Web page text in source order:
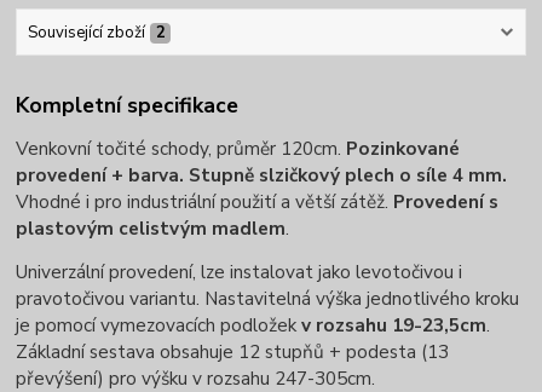
Související zboží 2
Kompletní specifikace
Venkovní točité schody, průměr 120cm. Pozinkované
provedení + barva. Stupně slzičkový plech o síle 4 mm.
Vhodné i pro industriální použití a větší zátěž. Provedení s
plastovým celistvým madlem.
Univerzální provedení, lze instalovat jako levotočivou i
pravotočivou variantu. Nastavitelná výška jednotlivého kroku
je pomocí vymezovacích podložekv rozsahu 19-23,5cm.
Základní sestava obsahuje 12 stupňů + podesta (13
převýšení) pro výšku v rozsahu 247-305cm.